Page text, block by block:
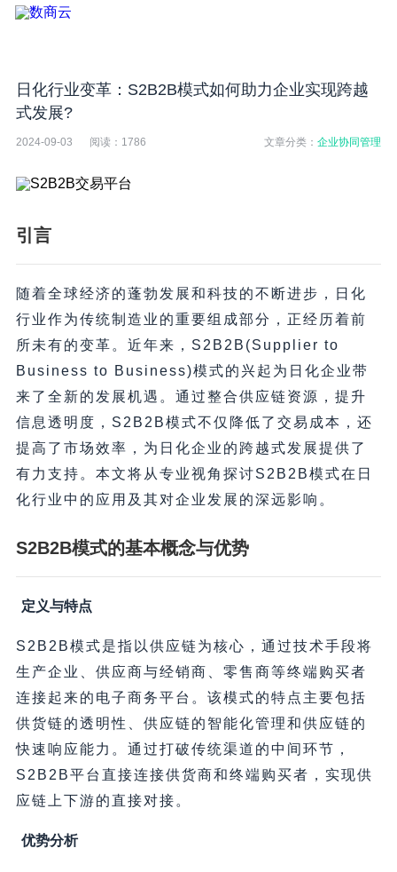
日化行业变革：S2B2B模式如何助力企业实现跨越
式发展?
2024-09-03 阅读： 1786 文章分类：企业协同管理
引言
随着全球经济的蓬勃发展和科技的不断进步，日化
行业作为传统制造业的重要组成部分，正经历着前
所未有的变革。近年来，S2B2B(Supplier to
Business to Business)模式的兴起为日化企业带
来了全新的发展机遇。通过整合供应链资源，提升
信息透明度，S2B2B模式不仅降低了交易成本，还
提高了市场效率，为日化企业的跨越式发展提供了
有力支持。本文将从专业视角探讨S2B2B模式在日
化行业中的应用及其对企业发展的深远影响。
S2B2B模式的基本概念与优势
定义与特点
S2B2B模式是指以供应链为核心，通过技术手段将
生产企业、供应商与经销商、零售商等终端购买者
连接起来的电子商务平台。该模式的特点主要包括
供货链的透明性、供应链的智能化管理和供应链的
快速响应能力。通过打破传统渠道的中间环节，
S2B2B平台直接连接供货商和终端购买者，实现供
应链上下游的直接对接。
优势分析